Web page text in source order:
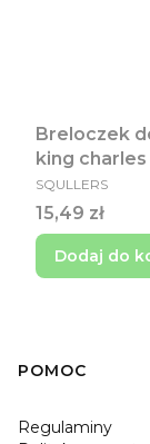
Breloczek
king
PRODUCENT
SQULLERS
Cena
15,49 zł
Dodaj do
Linki w
POMOC
Regulaminy